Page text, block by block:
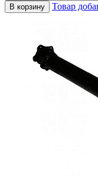
В корзину Товар